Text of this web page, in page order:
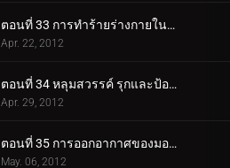
ตอนที่ 33 การทำร้ายร่างกายในเมืองโบราณ
Apr. 22, 2012
ตอนที่ 34 หลุมสวรรค์ รุกและป้องกัน
Apr. 29, 2012
ตอนที่ 35 การออกอากาศของมอนสเตอร์
May. 06, 2012